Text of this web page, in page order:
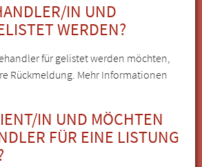
IN UND
WERDEN?
für gelistet werden möchten,
Rückmeldung. Mehr Informationen
IN UND MÖCHTEN
FÜR EINE LISTUNG